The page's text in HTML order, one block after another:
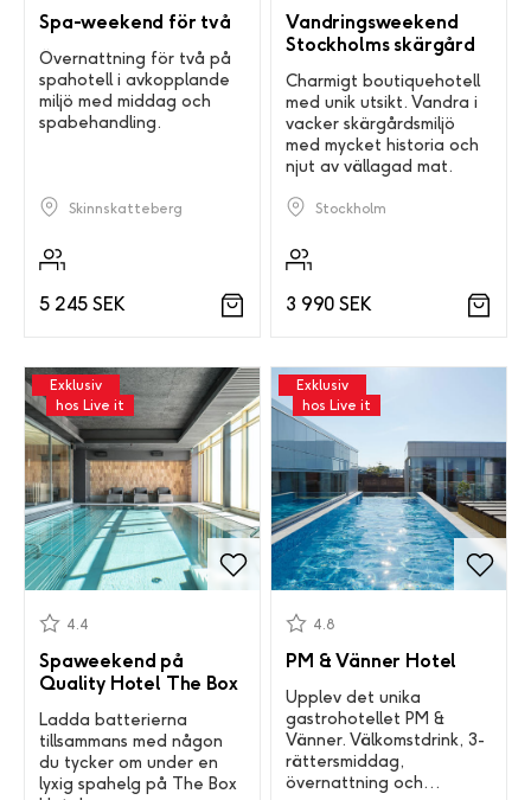
Spa-weekend för två
Övernattning för två på
spahotell i avkopplande
miljö med middag och
spabehandling.
Skinnskatteberg
5 245 SEK
Vandringsweekend
Stockholms skärgård
Charmigt boutiquehotell
med unik utsikt. Vandra i
vacker skärgårdsmiljö
med mycket historia och
njut av vällagad mat.
Stockholm
3 990 SEK
Exklusiv
hos Live it
Spaweekend på
Quality Hotel The Box
4.4
Ladda batterierna
tillsammans med någon
du tycker om under en
lyxig spahelg på The Box
Exklusiv
hos Live it
PM & Vänner Hotel
4.8
Upplev det unika
gastrohotellet PM &
Vänner. Välkomstdrink, 3-
rättersmiddag,
övernattning och